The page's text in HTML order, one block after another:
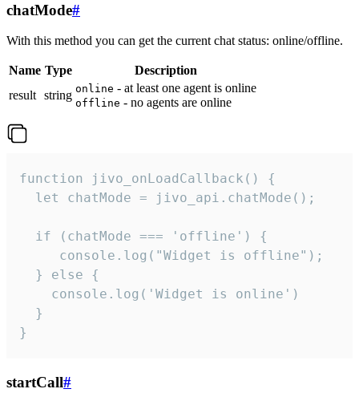
chatMode#
With this method you can get the current chat status: online/offline.
Name Type
Description
result string online - at least one agent is online
offline - no agents are online
function jivo_onLoadCallback() {
  let chatMode = jivo_api.chatMode();
  if (chatMode === 'offline') {
     console.log("Widget is offline");
  } else {
    console.log('Widget is online')
  }
}
startCall#